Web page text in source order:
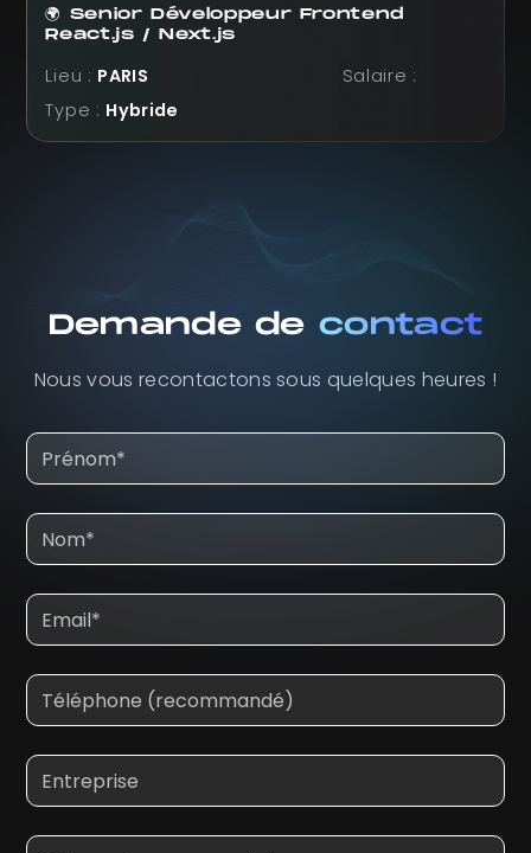
🌍 Senior Développeur Frontend
React.js / Next.js
Lieu : PARIS
Type : Hybride
Salaire :
Demande decontact
Nous vous recontactons sous quelques heures !